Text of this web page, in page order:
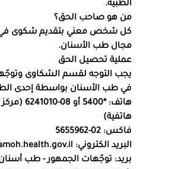
الطبية.
من هو صاحب الحق؟
كل شخص معني بتقديم شكوى
مجال طب الأسنان.
عملية تحصيل الحق
يجب التوجه لقسم الشكاوى
في طب الأسنان بواسطة إحدى
هاتف: *5400 أو
هاتفية)
فاكس: 02-5655962
البريد الكتروني:
بريد: توجّهات الجمهور - طب